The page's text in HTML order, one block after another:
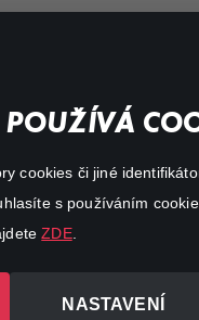
cookies či jiné
s používáním
ZDE.
NASTAVENÍ